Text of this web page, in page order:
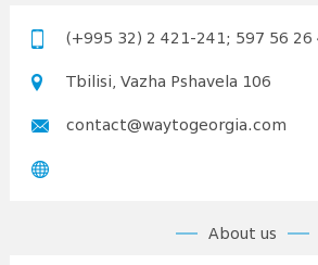
(+995 32) 2 421-241; 597 56 26
Tbilisi, Vazha Pshavela 106
contact@waytogeorgia.com
About us